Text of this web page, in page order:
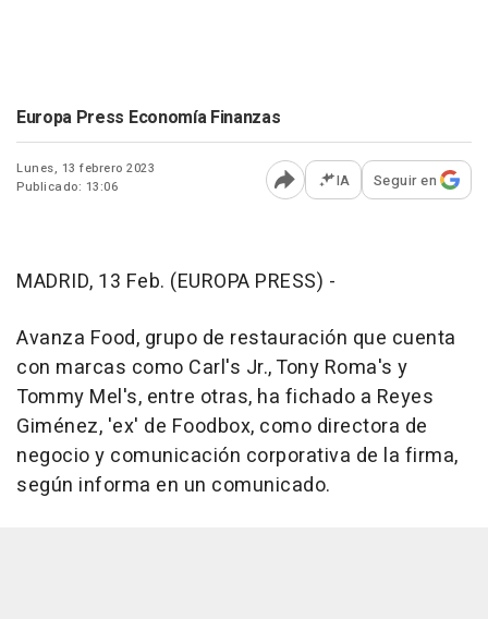
Europa Press Economía Finanzas
Lunes, 13 febrero 2023
Publicado: 13:06
Abrir opciones para
IA Seguir en
MADRID, 13 Feb. (EUROPA PRESS) -
Avanza Food, grupo de restauración que cuenta
con marcas como Carl's Jr., Tony Roma's y
Tommy Mel's, entre otras, ha fichado a Reyes
Giménez, 'ex' de Foodbox, como directora de
negocio y comunicación corporativa de la firma,
según informa en un comunicado.